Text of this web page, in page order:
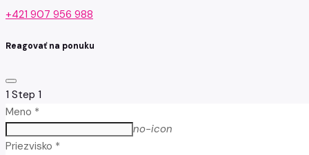
+421 907 956 988
Reagovať na ponuku
1 Step 1
Meno *
no-icon
Priezvisko *